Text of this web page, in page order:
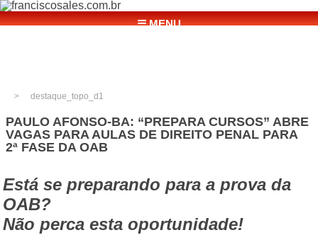
☰ MENU
destaque_topo_d1
PAULO AFONSO-BA: “PREPARA CURSOS” ABRE
VAGAS PARA AULAS DE DIREITO PENAL PARA
2ª FASE DA OAB
Está se preparando para a prova da
OAB?
Não perca esta oportunidade!